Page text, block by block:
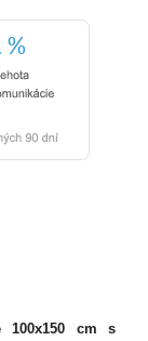
100x150 cm s